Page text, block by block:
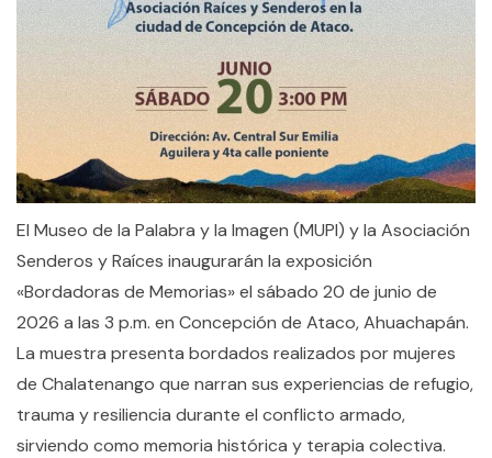
El Museo de la Palabra y la Imagen (MUPI) y la Asociación
Senderos y Raíces inaugurarán la exposición
«Bordadoras de Memorias» el sábado 20 de junio de
2026 a las 3 p.m. en Concepción de Ataco, Ahuachapán.
La muestra presenta bordados realizados por mujeres
de Chalatenango que narran sus experiencias de refugio,
trauma y resiliencia durante el conflicto armado,
sirviendo como memoria histórica y terapia colectiva.